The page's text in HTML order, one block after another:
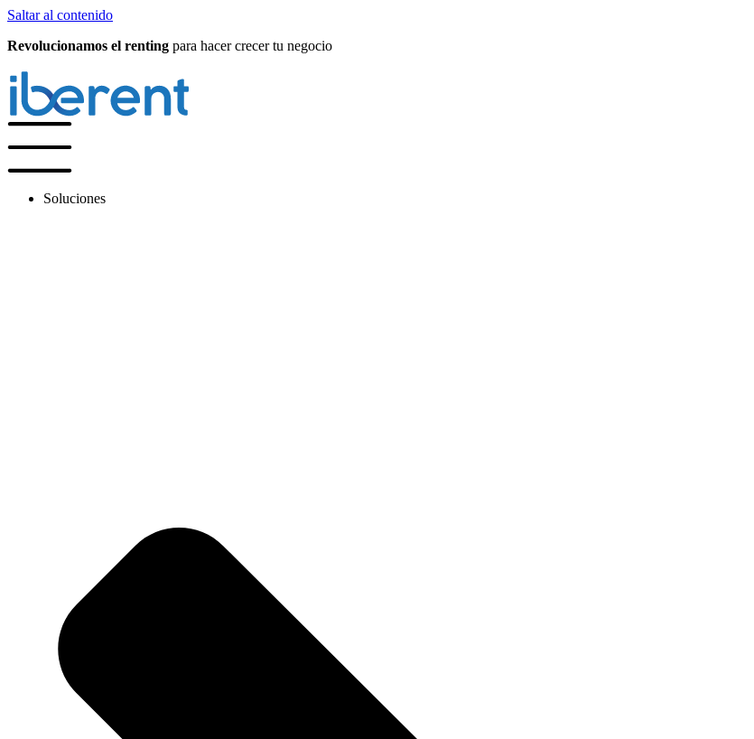
Saltar al contenido
Revolucionamos el renting para hacer crecer tu negocio
Soluciones